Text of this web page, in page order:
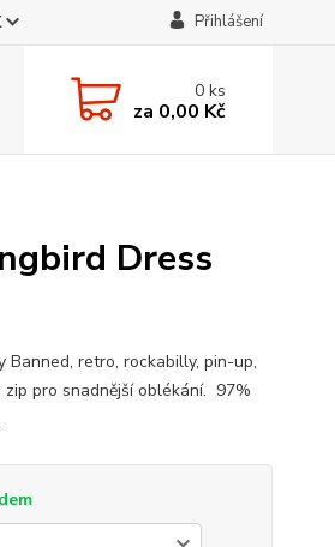
Přihlášení
0ks
za 0,00 Kč
Dress
Banned, retro, rockabilly, pin-up,
zip pro snadnější oblékání. 97%